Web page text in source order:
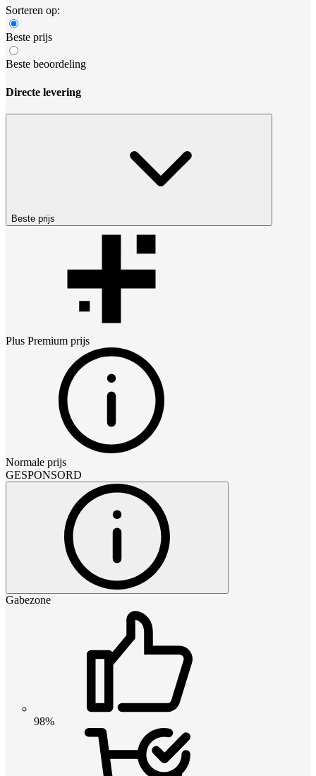
Sorteren op:
Beste prijs
Beste beoordeling
Directe levering
Beste prijs
Plus Premium prijs
Normale prijs
GESPONSORD
Gabezone
98%